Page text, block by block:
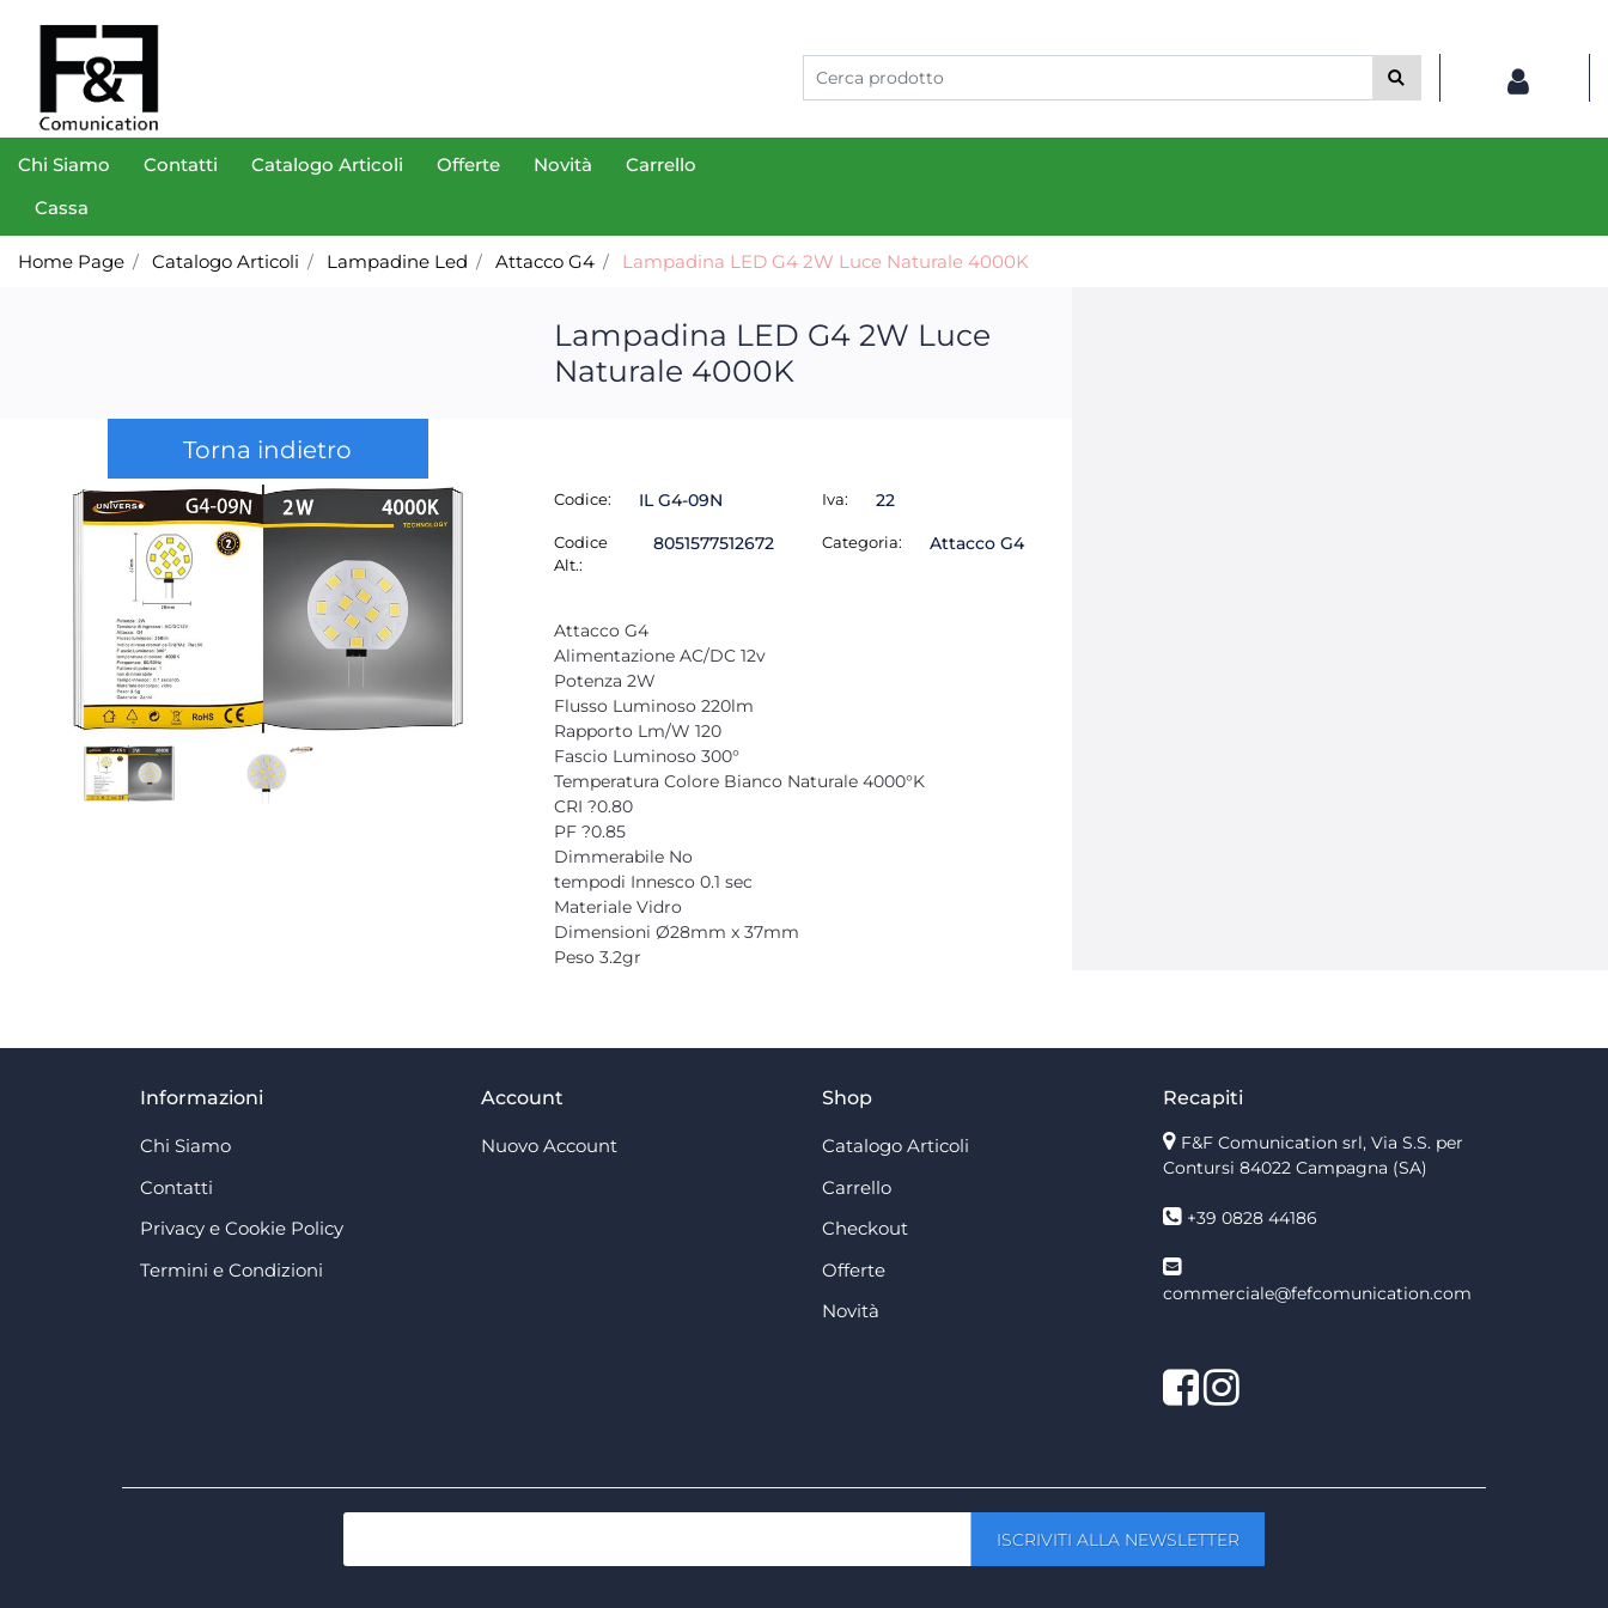
Chi Siamo Contatti Catalogo Articoli Offerte Novità
Carrello
Cassa
Home Page Catalogo Articoli Lampadine Led Attacco G4 Lampadina LED G4 2W Luce Naturale 4000K
Torna indietro
Lampadina LED G4 2W Luce
Naturale 4000K
Codice: IL G4-09N
Codice
Alt.:
8051577512672
Iva: 22
Categoria: Attacco G4
Attacco G4
Alimentazione AC/DC 12v
Potenza 2W
Flusso Luminoso 220lm
Rapporto Lm/W 120
Fascio Luminoso 300°
Temperatura Colore Bianco Naturale 4000°K
CRI ?0.80
PF ?0.85
Dimmerabile No
tempodi Innesco 0.1 sec
Materiale Vidro
Dimensioni Ø28mm x 37mm
Peso 3.2gr
Informazioni
Chi Siamo
Contatti
Privacy e Cookie Policy
Termini e Condizioni
Account
Nuovo Account
Shop
Catalogo Articoli
Carrello
Checkout
Offerte
Novità
Recapiti
F&F Comunication srl, Via S.S. per
Contursi 84022 Campagna (SA)
+39 0828 44186
commerciale@fefcomunication.com
Facebook
Twitter